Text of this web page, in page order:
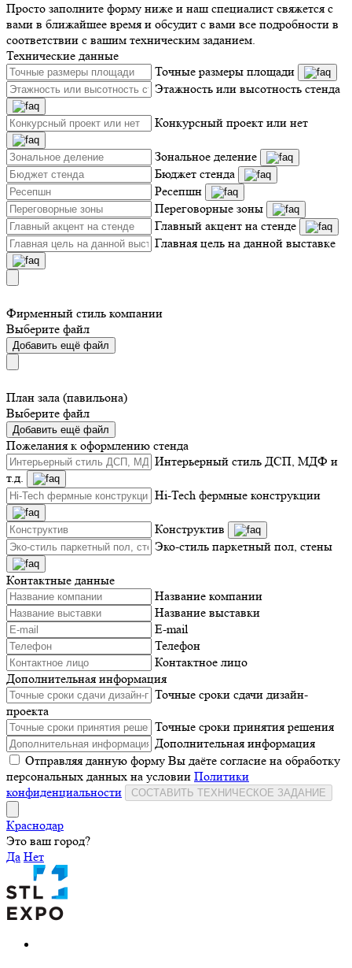
Просто заполните форму ниже и наш специалист свяжется с
вами в ближайшее время и обсудит с вами все подробности в
соответствии с вашим техническим заданием.
Технические данные
Точные размеры площади
Этажность или высотность стенда
Конкурсный проект или нет
Зональное деление
Бюджет стенда
Ресепшн
Переговорные зоны
Главный акцент на стенде
Главная цель на данной выставке
Фирменный стиль компании
Выберите файл
Добавить ещё файл
План зала (павильона)
Выберите файл
Добавить ещё файл
Пожелания к оформлению стенда
Интерьерный стиль ДСП, МДФ и
т.д.
Hi-Tech фермные конструкции
Конструктив
Эко-стиль паркетный пол, стены
Контактные данные
Название компании
Название выставки
E-mail
Телефон
Контактное лицо
Дополнительная информация
Точные сроки сдачи дизайн-
проекта
Точные сроки принятия решения
Дополнительная информация
Отправляя данную форму Вы даёте согласие на обработку
персональных данных на условии Политики
конфиденциальности
СОСТАВИТЬ ТЕХНИЧЕСКОЕ ЗАДАНИЕ
Краснодар
Это ваш город?
Да Нет